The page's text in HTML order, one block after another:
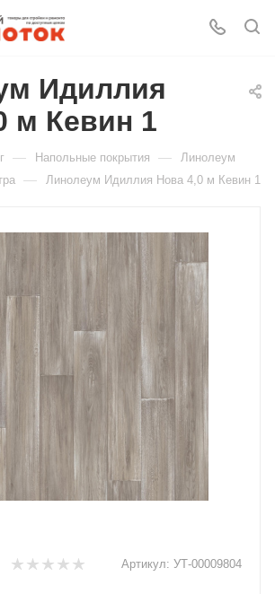
Идиллия
м Кевин 1
— Напольные покрытия — Линолеум
— Линолеум Идиллия Нова 4,0 м Кевин 1
Артикул: УТ-00009804
банков
части
товары